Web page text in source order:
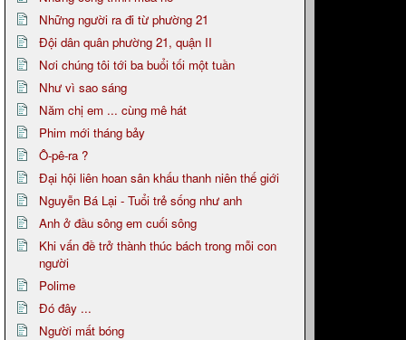
Những người ra đi từ phường 21
Đội dân quân phường 21, quận II
Nơi chúng tôi tới ba buổi tối một tuần
Như vì sao sáng
Năm chị em ... cùng mê hát
Phim mới tháng bảy
Ô-pê-ra ?
Đại hội liên hoan sân khấu thanh niên thế giới
Nguyễn Bá Lại - Tuổi trẻ sống như anh
Anh ở đầu sông em cuối sông
Khi vấn đề trở thành thúc bách trong mỗi con
người
Polime
Đó đây ...
Người mất bóng